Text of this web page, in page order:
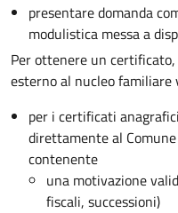
presentare domanda
modulistica messa a
Per ottenere un
esterno al nucleo familiare
per i certificati
direttamente al
contenente
una motivazione
fiscali, successioni)